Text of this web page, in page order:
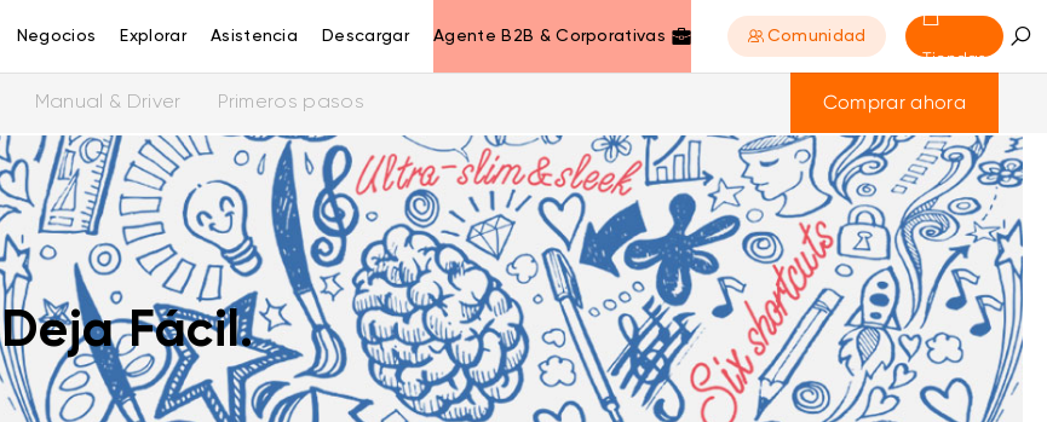
Negocios Explorar Asistencia Descargar Agente B2B & Corporativas Comunidad
Tiendas
Manual & Driver Primeros pasos Comprar ahora
Fácil.